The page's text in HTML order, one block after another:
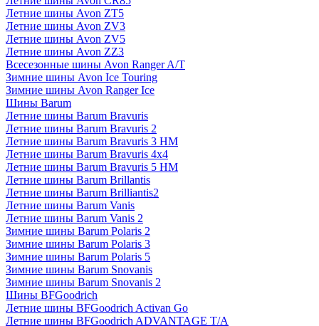
Летние шины Avon ZT5
Летние шины Avon ZV3
Летние шины Avon ZV5
Летние шины Avon ZZ3
Всесезонные шины Avon Ranger A/T
Зимние шины Avon Ice Touring
Зимние шины Avon Ranger Ice
Шины Barum
Летние шины Barum Bravuris
Летние шины Barum Bravuris 2
Летние шины Barum Bravuris 3 HM
Летние шины Barum Bravuris 4х4
Летние шины Barum Bravuris 5 HM
Летние шины Barum Brillantis
Летние шины Barum Brilliantis2
Летние шины Barum Vanis
Летние шины Barum Vanis 2
Зимние шины Barum Polaris 2
Зимние шины Barum Polaris 3
Зимние шины Barum Polaris 5
Зимние шины Barum Snovanis
Зимние шины Barum Snovanis 2
Шины BFGoodrich
Летние шины BFGoodrich Activan Go
Летние шины BFGoodrich ADVANTAGE T/A